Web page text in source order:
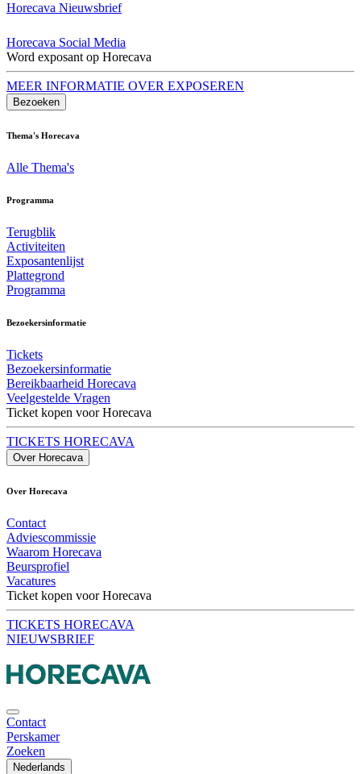
Horecava Nieuwsbrief
Horecava Social Media
Word exposant op Horecava
MEER INFORMATIE OVER EXPOSEREN
Bezoeken
Thema's Horecava
Alle Thema's
Programma
Terugblik
Activiteiten
Exposantenlijst
Plattegrond
Programma
Bezoekersinformatie
Tickets
Bezoekersinformatie
Bereikbaarheid Horecava
Veelgestelde Vragen
Ticket kopen voor Horecava
TICKETS HORECAVA
Over Horecava
Over Horecava
Contact
Adviescommissie
Waarom Horecava
Beursprofiel
Vacatures
Ticket kopen voor Horecava
TICKETS HORECAVA
NIEUWSBRIEF
Contact
Perskamer
Zoeken
Nederlands